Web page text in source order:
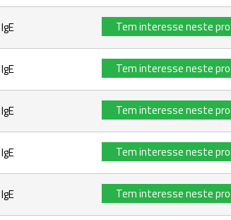
IgE Tem interesse neste
IgE Tem interesse neste
IgE Tem interesse neste
IgE Tem interesse neste
IgE Tem interesse neste